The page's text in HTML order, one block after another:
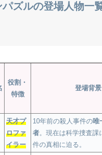
ズルの登場人物一
役割・
特徴
登場背
天才プ
ロファ
イラー
10年前の殺人事件の唯
者。現在は科学捜査課
件の真相に迫る。